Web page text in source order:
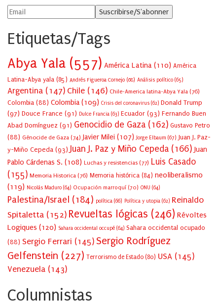
Etiquetas/Tags
Abya Yala (557) América Latina (110) América
Latina-Abya yala (85) Andrés Figueroa Cornejo (68) Análisis político (65)
Argentina (147) Chile (146) Chile-America latina-Abya Yala (76)
Colombia (88) Colombia(109) Crisis del coronavirus (62) Donald Trump
(97) Douce France (91) Dulce Francia (63) Ecuador (93) Fernando Buen
Abad Domínguez (91) Genocidio de Gaza (162) Gustavo Petro
(88) Génocide de Gaza (74) Javier Milei (107) Jorge Elbaum (67) Juan J. Paz-
y-Miño Cepeda (93) Juan J. Paz y Miño Cepeda (166) Juan
Pablo Cárdenas S. (108) Luchas y resistencias (77) Luis Casado
(155) Memoria Historica (76) Memoria histórica (84) neoliberalismo
(119) Nicolás Maduro (64) Ocupación marroquí (70) ONU (64)
Palestina/Israel (184) política (66) Política y utopia (62) Reinaldo
Spitaletta (152) Revueltas lógicas (246) Révoltes
Logiques (120) Sahara occidental occupé (64) Sahara occidental ocupado
(88) Sergio Ferrari (145) Sergio Rodríguez
Gelfenstein (227) Terrorismo de Estado (80) USA (145)
Venezuela (143)
Columnistas